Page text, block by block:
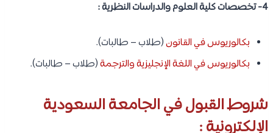
4- تخصصات كلية العلوم والدراسات النظرية :
بكالوريوس في القانون(طلاب – طالبات).
بكالوريوس في اللغة الإنجليزية والترجمة(طلاب – طالبات).
شروط القبول في الجامعة السعودية
الإلكترونية :